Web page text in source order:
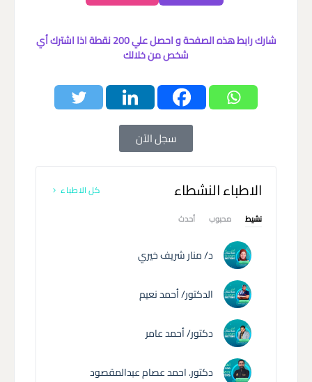
شارك رابط هذه الصفحة و احصل علي 200 نقطة اذا اشترك أي
شخص من خلالك
سجل الآن
الاطباء النشطاء كل الاطباء
نشيط محبوب أحدث
د/ منار شريف خيري
الدكتور/ أحمد نعيم
دكتور/ أحمد عامر
دكتور. احمد عصام عبدالمقصود